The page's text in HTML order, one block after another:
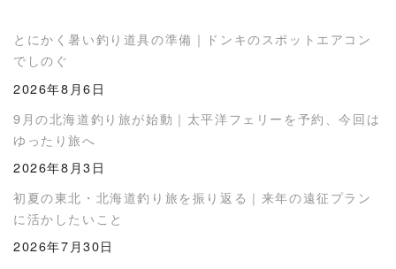
とにかく暑い釣り道具の準備｜ドンキのスポットエアコン
でしのぐ
2026年8月6日
9月の北海道釣り旅が始動｜太平洋フェリーを予約、今回は
ゆったり旅へ
2026年8月3日
初夏の東北・北海道釣り旅を振り返る｜来年の遠征プラン
に活かしたいこと
2026年7月30日